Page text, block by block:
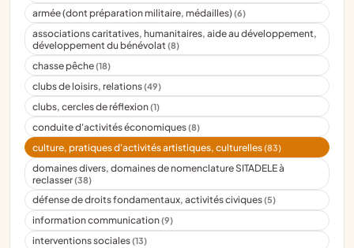
armée (dont préparation militaire, médailles)(6)
associations caritatives, humanitaires, aide au développement,
développement du bénévolat(8)
chasse pêche(18)
clubs de loisirs, relations(49)
clubs, cercles de réflexion(1)
conduite d'activités économiques(8)
culture, pratiques d'activités artistiques, culturelles(83)
domaines divers, domaines de nomenclature SITADELE à
reclasser(38)
défense de droits fondamentaux, activités civiques(5)
information communication(9)
interventions sociales(13)